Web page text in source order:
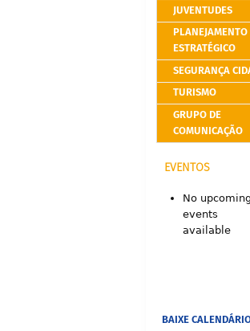
JUVENTUDES
PLANEJAMENTO
ESTRATÉGICO
SEGURANÇA
TURISMO
GRUPO DE
COMUNICAÇÃO
EVENTOS
No upcoming
events
available
BAIXE